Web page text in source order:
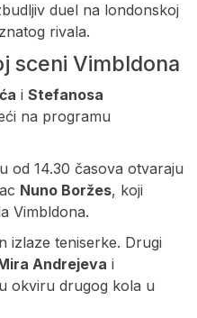
duel na londonskoj
rivala.
sceni Vimbldona
i Stefanosa
na programu
od 14.30 časova otvaraju
Nuno Boržes, koji
Vimbldona.
izlaze teniserke. Drugi
Andrejeva i
u okviru drugog kola u